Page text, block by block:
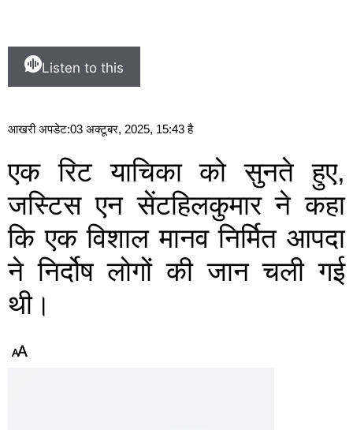
Listen to this
आखरी अपडेट:03 अक्टूबर, 2025, 15:43 है
एक रिट याचिका को सुनते हुए,
जस्टिस एन सेंटहिलकुमार ने कहा
कि एक विशाल मानव निर्मित आपदा
ने निर्दोष लोगों की जान चली गई
थी।